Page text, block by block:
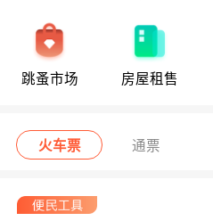
跳蚤市场 房屋租售
火车票 通票